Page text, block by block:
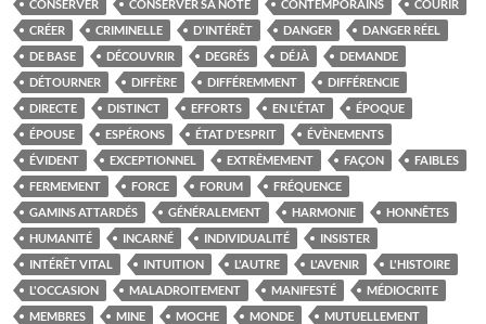
CONSERVER CONSERVER SA NOTE CONTEMPORAINS
COURIR
CRÉER
CRIMINELLE D'INTÉRÊT DANGER
DANGER RÉEL
DE BASE
DÉCOUVRIR DEGRÉS DÉJÀ
DEMANDE
DÉTOURNER
DIFFÈRE DIFFÉREMMENT
DIFFÉRENCIE
DIRECTE
DISTINCT EFFORTS EN L'ÉTAT
ÉPOQUE
ÉPOUSE
ESPÉRONS ÉTAT D'ESPRIT
ÉVÈNEMENTS
ÉVIDENT
EXCEPTIONNEL EXTRÊMEMENT FAÇON
FAIBLES
FERMEMENT
FORCE FORUM
FRÉQUENCE
GAMINS ATTARDÉS
GÉNÉRALEMENT HARMONIE
HONNÊTES
HUMANITÉ
INCARNÉ INDIVIDUALITÉ
INSISTER
INTÉRÊT VITAL
INTUITION L'AUTRE L'AVENIR
L'HISTOIRE
L'OCCASION
MALADROITEMENT MANIFESTÉ
MÉDIOCRITE
MEMBRES
MINE MOCHE MONDE
MUTUELLEMENT